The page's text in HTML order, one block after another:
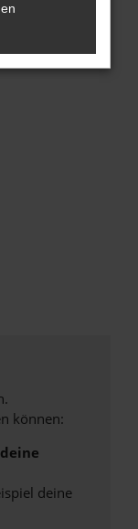
können:
deine